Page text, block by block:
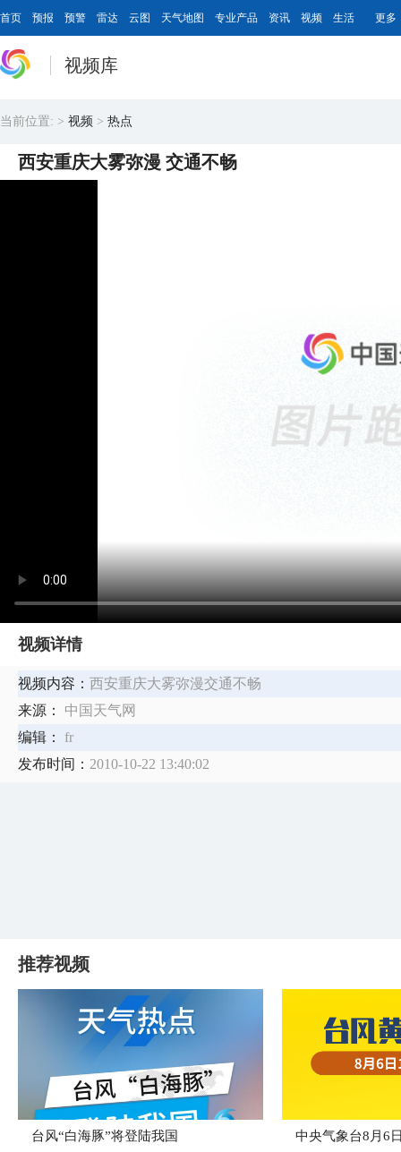
首页 预报 预警 雷达 云图 天气地图 专业产品 资讯 视频 生活 更多
视频库
当前位置: > 视频 > 热点
西安重庆大雾弥漫 交通不畅
视频详情
视频内容： 西安重庆大雾弥漫交通不畅
来源：
中国天气网
编辑：
fr
发布时间： 2010-10-22 13:40:02
推荐视频
台风“白海豚”将登陆我国